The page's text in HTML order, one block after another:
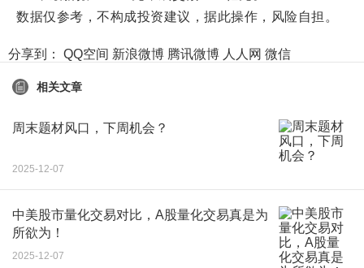
数据仅参考，不构成投资建议，据此操作，风险自担。
分享到： QQ空间 新浪微博 腾讯微博 人人网 微信
相关文章
周末题材风口，下周机会？
2025-12-07
中美股市量化交易对比，A股量化交易真是为
所欲为！
2025-12-07